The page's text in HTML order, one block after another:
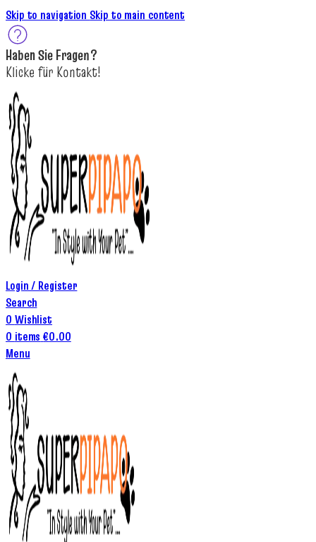
Skip to navigation Skip to main content
Haben SieFragen?
Klicke für Kontakt!
Login / Register
Search
0 Wishlist
0 items €0.00
Menu